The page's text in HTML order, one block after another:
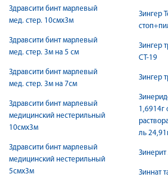
Здравсити бинт марлевый
мед. стер. 10смх3м
Здравсити бинт марлевый
мед. стер. 3м на 5 см
Здравсити бинт марлевый
мед. стер. 3м на 7см
Здравсити бинт марлевый
медицинский нестерильный
10смх3м
Здравсити бинт марлевый
медицинский нестерильный
5смх3м
Зингер
Зингер
CT-19
Зингер
1,6914г
ль
Зиннат